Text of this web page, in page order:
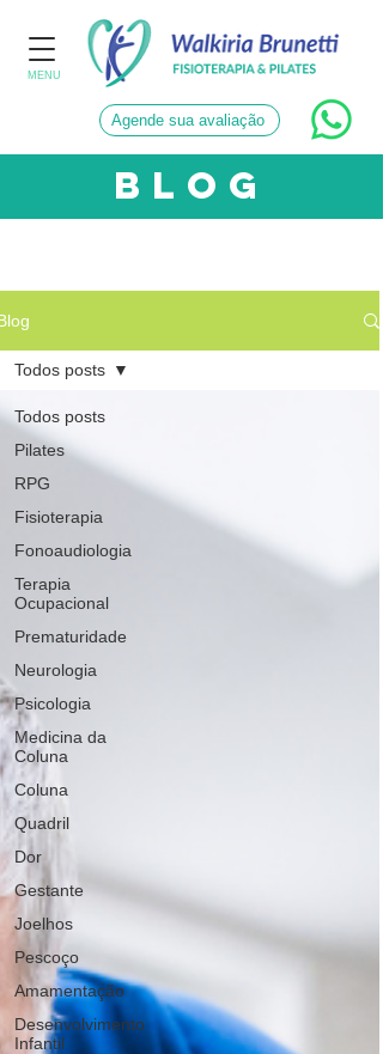
MENU
Agende sua avaliação
blog
Todos posts
Pilates
RPG
Fisioterapia
Fonoaudiologia
Terapia
Ocupacional
Prematuridade
Neurologia
Psicologia
Medicina da
Coluna
Coluna
Quadril
Dor
Gestante
Joelhos
Pescoço
Amamentação
Desenvolvimento
Infantil
Todos posts